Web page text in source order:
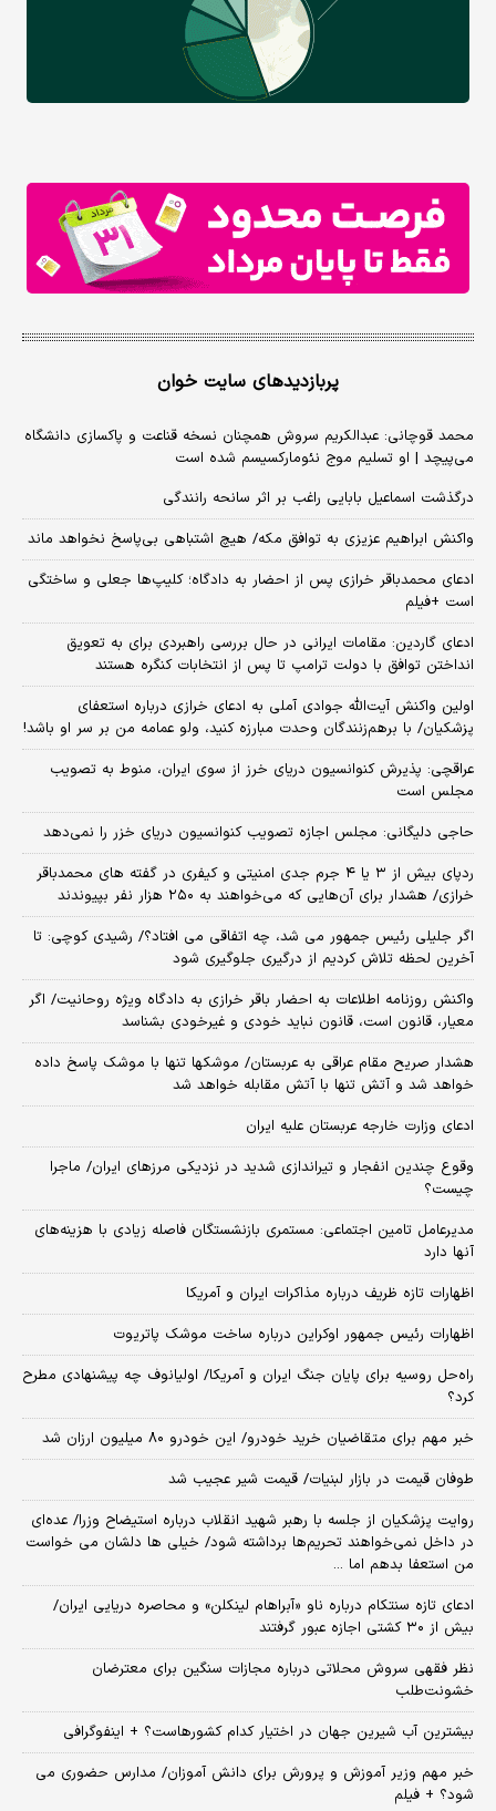
پربازدیدهای سایت خوان
محمد قوچانی: عبدالکریم سروش همچنان نسخه قناعت و پاکسازی دانشگاه
می‌پیچد | او تسلیم موج نئومارکسیسم شده است
درگذشت اسماعیل بابایی راغب بر اثر سانحه رانندگی
واکنش ابراهیم عزیزی به توافق مکه/ هیچ اشتباهی بی‌پاسخ نخواهد ماند
ادعای محمدباقر خرازی پس از احضار به دادگاه؛ کلیپ‌ها جعلی و ساختگی
است +فیلم
ادعای گاردین: مقامات ایرانی در حال بررسی راهبردی برای به تعویق
انداختن توافق با دولت ترامپ تا پس از انتخابات کنگره هستند
اولین واکنش آیت‌الله جوادی آملی به ادعای خرازی درباره استعفای
پزشکیان/ با برهم‌زنندگان وحدت مبارزه کنید، ولو عمامه من بر سر او باشد!
عراقچی: پذیرش کنوانسیون دریای خرز از سوی ایران، منوط به تصویب
مجلس است
حاجی دلیگانی: مجلس اجازه تصویب کنوانسیون دریای خزر را نمی‌دهد
ردپای بیش از ۳ یا ۴ جرم جدی امنیتی و کیفری در گفته های محمدباقر
خرازی/ هشدار برای آن‌هایی که می‌خواهند به ۲۵۰ هزار نفر بپیوندند
اگر جلیلی رئیس جمهور می شد، چه اتفاقی می افتاد؟/ رشیدی کوچی: تا
آخرین لحظه تلاش کردیم از درگیری جلوگیری شود
واکنش روزنامه اطلاعات به احضار باقر خرازی به دادگاه ویژه روحانیت/ اگر
معیار، قانون است، قانون نباید خودی و غیرخودی بشناسد
هشدار صریح مقام عراقی به عربستان/ موشکها تنها با موشک پاسخ داده
خواهد شد و آتش تنها با آتش مقابله خواهد شد
ادعای وزارت خارجه عربستان علیه ایران
وقوع چندین انفجار و تیراندازی شدید در نزدیکی مرز‌های ایران/ ماجرا
چیست؟
مدیرعامل تامین اجتماعی: مستمری بازنشستگان فاصله زیادی با هزینه‌های
آنها دارد
اظهارات تازه ظریف درباره مذاکرات ایران و آمریکا
اظهارات رئیس جمهور اوکراین درباره ساخت موشک پاتریوت
راه‌حل روسیه برای پایان جنگ ایران و آمریکا/ اولیانوف چه پیشنهادی مطرح
کرد؟
خبر مهم برای متقاضیان خرید خودرو/ این خودرو ۸۰ میلیون ارزان شد
طوفان قیمت در بازار لبنیات/ قیمت شیر عجیب شد
روایت پزشکیان از جلسه با رهبر شهید انقلاب درباره استیضاح وزرا/ عده‌ای
در داخل نمی‌خواهند تحریم‌ها برداشته شود/ خیلی ها دلشان می خواست
من استعفا بدهم اما ...
ادعای تازه سنتکام درباره ناو «آبراهام لینکلن» و محاصره دریایی ایران/
بیش از ۳۰ کشتی اجازه عبور گرفتند
نظر فقهی سروش محلاتی درباره مجازات سنگین برای معترضان
خشونت‌طلب
بیشترین آب شیرین جهان در اختیار کدام کشورهاست؟ + اینفوگرافی
خبر مهم وزیر آموزش و پرورش برای دانش آموزان/ مدارس حضوری می
شود؟ + فیلم